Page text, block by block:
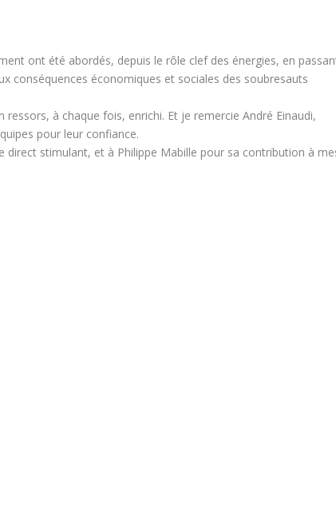
ont été abordés, depuis le rôle clef des énergies, en
conséquences économiques et sociales des soubresauts
à chaque fois, enrichi. Et je remercie André Einaudi,
pour leur confiance.
direct stimulant, et à Philippe Mabille pour sa contribution à